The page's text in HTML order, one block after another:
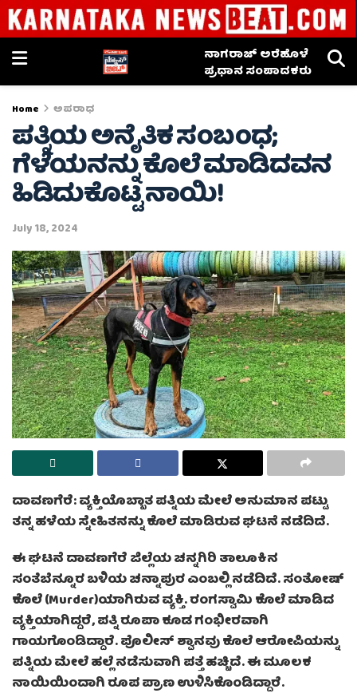
ನಾಗರಾಜ್ ಅರೆಹೊಳೆ
ಪ್ರಧಾನ ಸಂಪಾದಕರು
Home ಅಪರಾಧ
ಪತ್ನಿಯ ಅನೈತಿಕ ಸಂಬಂಧ;
ಗೆಳೆಯನನ್ನು ಕೊಲೆ ಮಾಡಿದವನ
ಹಿಡಿದುಕೊಟ್ಟ ನಾಯಿ!
July 18, 2024
ದಾವಣಗೆರೆ: ವ್ಯಕ್ತಿಯೊಬ್ಬಾತ ಪತ್ನಿಯ ಮೇಲೆ ಅನುಮಾನ ಪಟ್ಟು
ತನ್ನ ಹಳೆಯ ಸ್ನೇಹಿತನನ್ನು ಕೊಲೆ ಮಾಡಿರುವ ಘಟನೆ ನಡೆದಿದೆ.
ಈ ಘಟನೆ ದಾವಣಗೆರೆ ಜಿಲ್ಲೆಯ ಚನ್ನಗಿರಿ ತಾಲೂಕಿನ
ಸಂತೆಬೆನ್ನೂರ ಬಳಿಯ ಚನ್ನಾಪುರ ಎಂಬಲ್ಲಿ ನಡೆದಿದೆ. ಸಂತೋಷ್
ಕೊಲೆ (Murder)ಯಾಗಿರುವ ವ್ಯಕ್ತಿ. ರಂಗಸ್ವಾಮಿ ಕೊಲೆ ಮಾಡಿದ
ವ್ಯಕ್ತಿಯಾಗಿದ್ದರೆ, ಪತ್ನಿ ರೂಪಾ ಕೂಡ ಗಂಭೀರವಾಗಿ
ಗಾಯಗೊಂಡಿದ್ದಾರೆ. ಪೊಲೀಸ್ ಶ್ವಾನವು ಕೊಲೆ ಆರೋಪಿಯನ್ನು
ಪತ್ನಿಯ ಮೇಲೆ ಹಲ್ಲೆ ನಡೆಸುವಾಗಿ ಪತ್ತೆ ಹಚ್ಚಿದೆ. ಈ ಮೂಲಕ
ನಾಯಿಯಿಂದಾಗಿ ರೂಪ ಪ್ರಾಣ ಉಳಿಸಿಕೊಂಡಿದ್ದಾರೆ.